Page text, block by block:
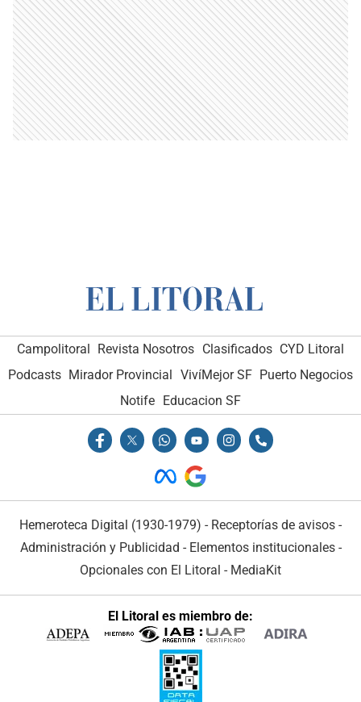
Campolitoral Revista Nosotros Clasificados CYD Litoral
Podcasts Mirador Provincial VivíMejor SF Puerto Negocios
Notife
Educacion SF
Hemeroteca Digital (1930-1979) - Receptorías de avisos -
Administración y Publicidad - Elementos institucionales-
Opcionales con El Litoral - MediaKit
El Litoral es miembro de: